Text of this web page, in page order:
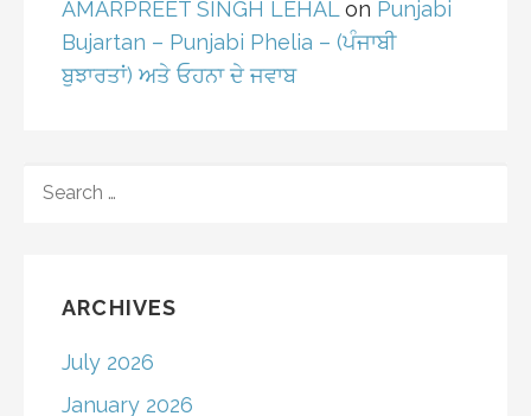
AMARPREET SINGH LEHAL on Punjabi
Bujartan – Punjabi Phelia – (ਪੰਜਾਬੀ
ਬੁਝਾਰਤਾਂ) ਅਤੇ ਓਹਨਾ ਦੇ ਜਵਾਬ
FOR:
ARCHIVES
July 2026
January 2026